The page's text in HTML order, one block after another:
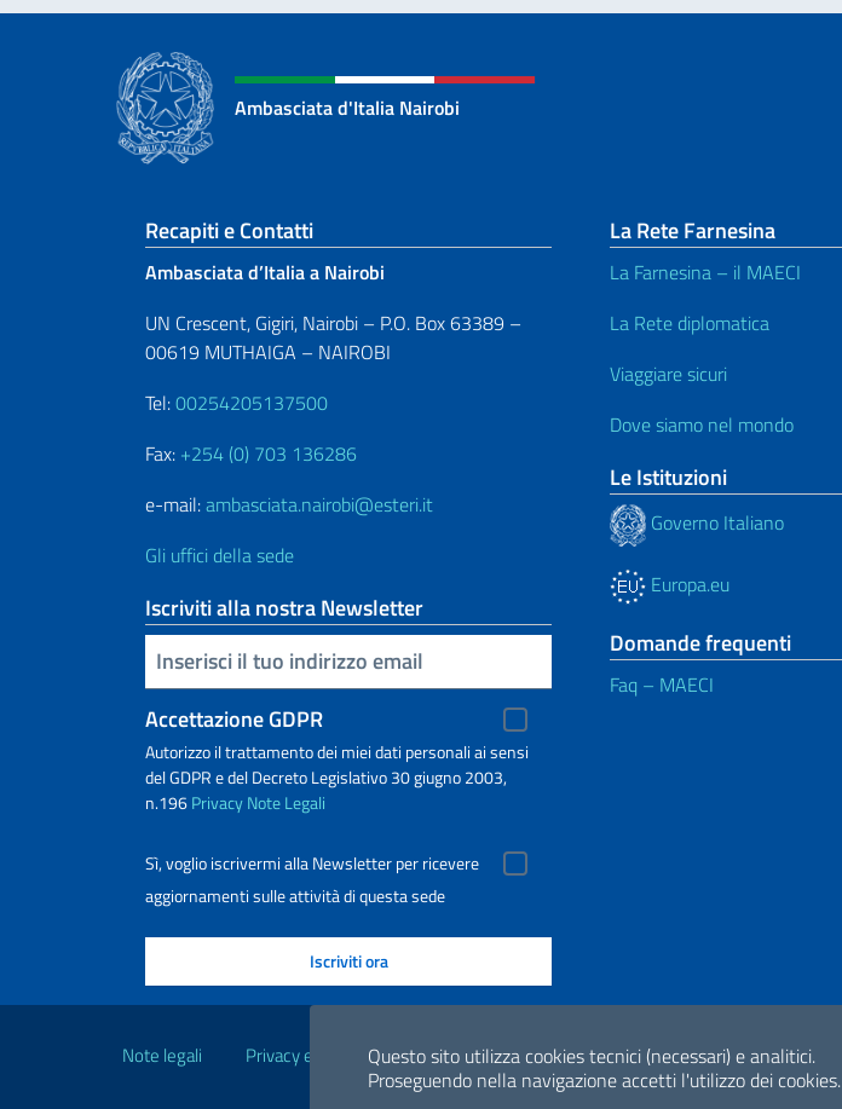
Questo sito utilizza cookies tecnici (necessari) e analitici.
Proseguendo nella navigazione accetti l'utilizzo dei cookies.
Ambasciata d'Italia Nairobi
Sezione footer
Recapiti e Contatti
Ambasciata d’Italia a Nairobi
UN Crescent, Gigiri, Nairobi – P.O. Box 63389 –
00619 MUTHAIGA – NAIROBI
Tel:00254205137500
Fax: +254 (0) 703 136286
e-mail:ambasciata.nairobi@esteri.it
Gli uffici della sede
Iscriviti alla nostra Newsletter
Inserisci la tua email
Accettazione GDPR
Autorizzo il trattamento dei miei dati personali ai sensi
del GDPR e del Decreto Legislativo 30 giugno 2003,
n.196PrivacyNote Legali
Sì, voglio iscrivermi alla Newsletter per ricevere
aggiornamenti sulle attività di questa sede
La Rete Farnesina
La Farnesina – il MAECI
La Rete diplomatica
Viaggiare sicuri
Dove siamo nel mondo
Le Istituzioni
Governo Italiano
Europa.eu
Domande frequenti
Faq – MAECI
Note legali Privacy e cookie policy Dichiarazione di accessibilità